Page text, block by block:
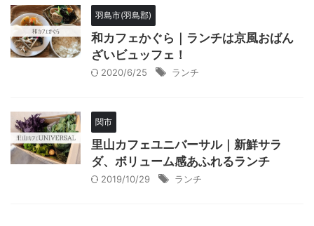
羽島市(羽島郡)
和カフェかぐら｜ランチは京風おばん
ざいビュッフェ！
2020/6/25 ランチ
関市
里山カフェユニバーサル｜新鮮サラ
ダ、ボリューム感あふれるランチ
2019/10/29 ランチ